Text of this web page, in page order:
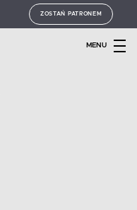
ZOSTAŃ PATRONEM
MENU